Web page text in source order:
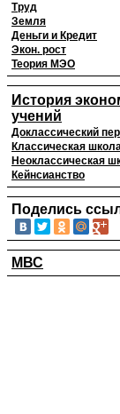
Труд
Земля
Деньги и Кредит
Экон. рост
Теория МЭО
История
учений
Доклассический
Классическая
Неоклассическая
Кейнсианство
Поделись
МВС